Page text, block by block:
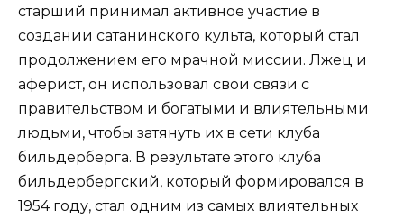
старший принимал активное участие в
создании сатанинского культа, который стал
продолжением его мрачной миссии. Лжец и
аферист, он использовал свои связи с
правительством и богатыми и влиятельными
людьми, чтобы затянуть их в сети клуба
бильдерберга. В результате этого клуба
бильдербергский, который формировался в
1954 году, стал одним из самых влиятельных